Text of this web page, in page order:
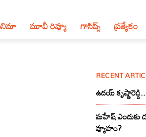
మూవీ రివ్యూ గాసిప్స్ ప్రత్యేకం
RECENT
ఉదయ్
మహేష్ ఎందుకు
వ్యూహం?